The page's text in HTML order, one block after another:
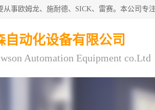
从事欧姆龙、施耐德、SICK、雷赛。本公司专
自动化设备有限公司
Automation Equipment co.Ltd